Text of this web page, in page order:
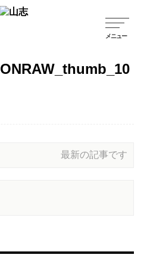
最新の記事です